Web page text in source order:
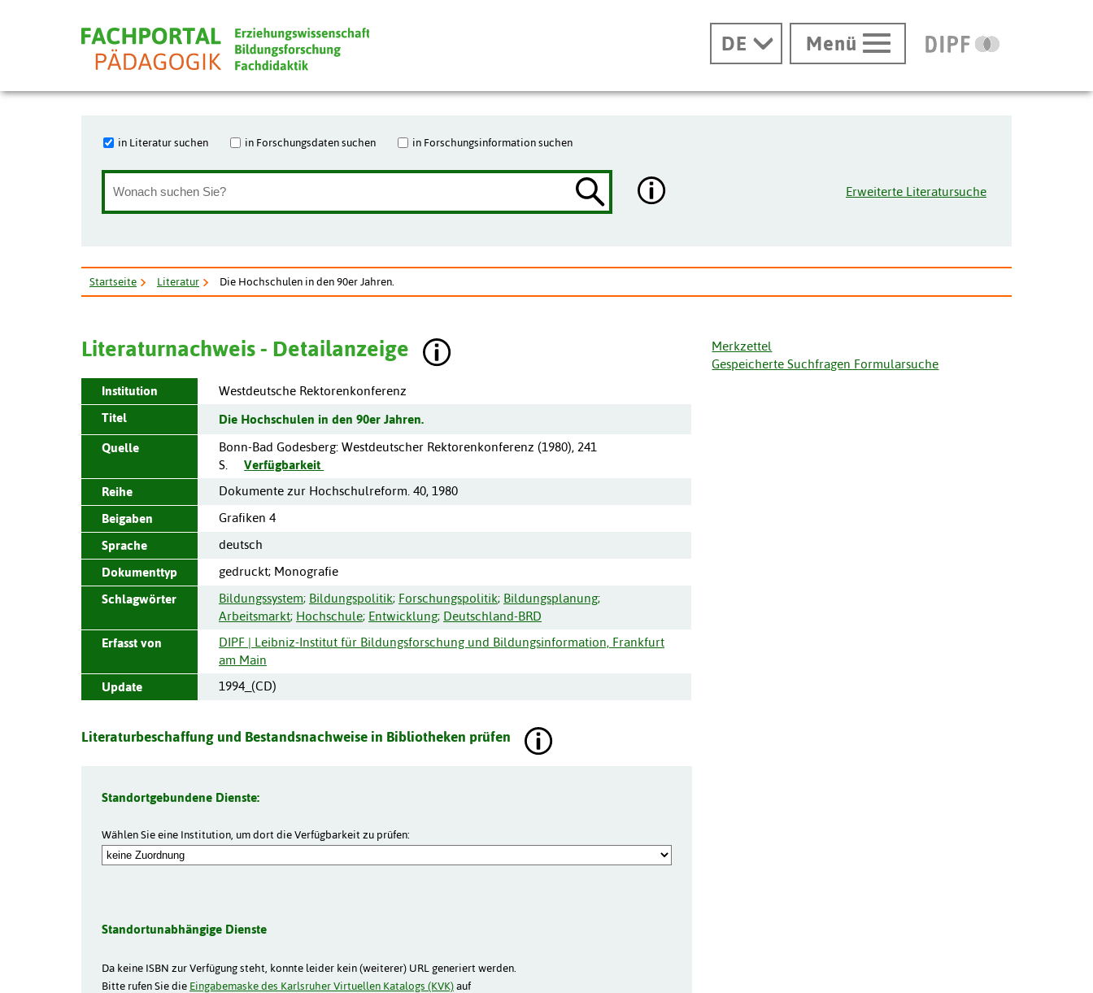
DE Menü
in Literatur suchen in Forschungsdaten suchen in Forschungsinformation suchen
Erweiterte Literatursuche
Startseite Literatur Die Hochschulen in den 90er Jahren.
Literaturnachweis - Detailanzeige
Merkzettel
Gespeicherte Suchfragen Formularsuche
Institution
Westdeutsche Rektorenkonferenz
Titel
Die Hochschulen in den 90er Jahren.
Quelle Bonn-Bad Godesberg: Westdeutscher Rektorenkonferenz (1980), 241
S.
Verfügbarkeit
Reihe
Dokumente zur Hochschulreform. 40, 1980
Beigaben
Grafiken 4
Sprache
deutsch
Dokumenttyp
gedruckt; Monografie
Schlagwörter
Bildungssystem; Bildungspolitik; Forschungspolitik; Bildungsplanung;
Arbeitsmarkt; Hochschule; Entwicklung; Deutschland-BRD
Erfasst von
DIPF | Leibniz-Institut für Bildungsforschung und Bildungsinformation, Frankfurt
am Main
Update
1994_(CD)
Literaturbeschaffung und Bestandsnachweise in Bibliotheken prüfen
Standortgebundene Dienste:
Wählen Sie eine Institution, um dort die Verfügbarkeit zu prüfen:
Standortunabhängige Dienste
Da keine ISBN zur Verfügung steht, konnte leider kein (weiterer) URL generiert werden.
Bitte rufen Sie die Eingabemaske des Karlsruher Virtuellen Katalogs (KVK)auf